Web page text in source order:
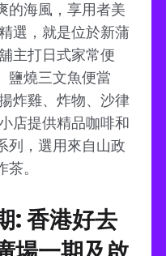
的海風，享用者美
選，就是位於新蒲
主打日式家常便
鹽燒三文魚便當
炸雞、炸物、沙律
店提供精品咖啡和
列，選用來自山政
。
: 香港好去